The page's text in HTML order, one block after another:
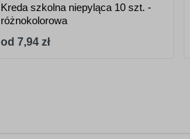
Kreda szkolna niepyląca 10 szt. -
różnokolorowa
od 7,94 zł